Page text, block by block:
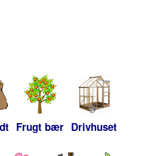
Frugt bær Drivhuset